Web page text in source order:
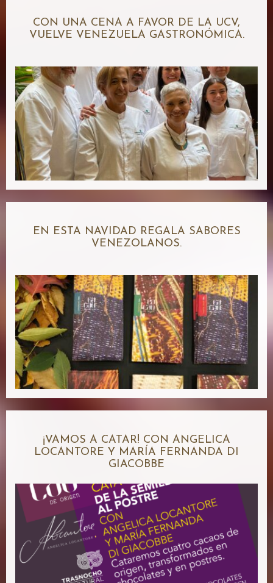
CON UNA CENA A FAVOR DE LA UCV,
VUELVE VENEZUELA GASTRONÓMICA.
EN ESTA NAVIDAD REGALA SABORES
VENEZOLANOS.
¡VAMOS A CATAR! CON ANGELICA
LOCANTORE Y MARÍA FERNANDA DI
GIACOBBE